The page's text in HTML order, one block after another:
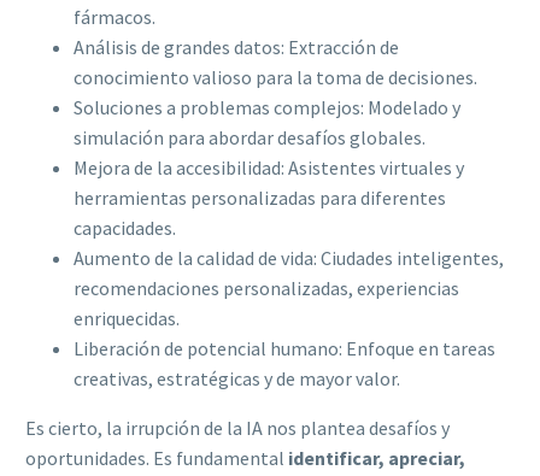
fármacos.
Análisis de grandes datos: Extracción de
conocimiento valioso para la toma de decisiones.
Soluciones a problemas complejos: Modelado y
simulación para abordar desafíos globales.
Mejora de la accesibilidad: Asistentes virtuales y
herramientas personalizadas para diferentes
capacidades.
Aumento de la calidad de vida: Ciudades inteligentes,
recomendaciones personalizadas, experiencias
enriquecidas.
Liberación de potencial humano: Enfoque en tareas
creativas, estratégicas y de mayor valor.
Es cierto, la irrupción de la IA nos plantea desafíos y
oportunidades. Es fundamental identificar, apreciar,